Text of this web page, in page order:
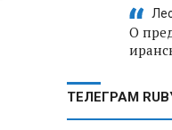
О
ТЕЛЕГРАМ